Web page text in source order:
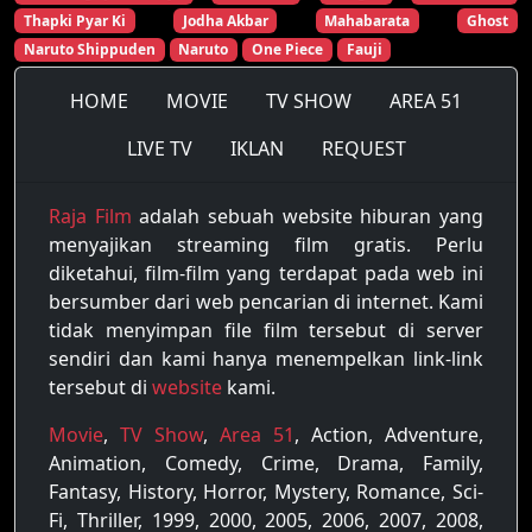
S-11 Eps-9 S-11 Eps-10 S-11 Eps-11
S-11 Eps-12 S-11 Eps-13 S-11 Eps-14
S-11 Eps-15 S-11 Eps-16 S-11 Eps-17
S-11 Eps-18 S-11 Eps-19 S-11 Eps-20
S-11 Eps-24 S-12 Eps-1 S-12 Eps-2
S-12 Eps-3 S-12 Eps-4 S-12 Eps-5
S-12 Eps-6
S-12 Eps-9 S-12 Eps-10
S-12 Eps-12 S-12 Eps-13 S-12 Eps-14
S-12 Eps-15 S-12 Eps-16 S-12 Eps-17
Thapki Pyar Ki
Jodha Akbar Mahabarata
Ghost
Naruto Shippuden
Naruto One Piece Fauji
HOME MOVIE TV SHOW
AREA 51
LIVE TV
IKLAN REQUEST
Raja Film adalah sebuah website hiburan yang
menyajikan streaming film gratis. Perlu
diketahui, film-film yang terdapat pada web ini
bersumber dari web pencarian di internet. Kami
tidak menyimpan file film tersebut di server
sendiri dan kami hanya menempelkan link-link
tersebut di website kami.
Movie, TV Show, Area 51, Action, Adventure,
Animation, Comedy, Crime, Drama, Family,
Fantasy, History, Horror, Mystery, Romance, Sci-
Fi, Thriller, 1999, 2000, 2005, 2006, 2007, 2008,